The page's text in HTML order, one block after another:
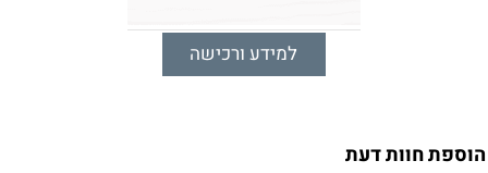
למידע ורכישה
הוספת חוות דעת